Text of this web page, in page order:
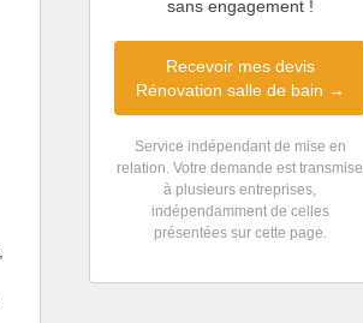
sans engagement !
Recevoir mes devis
Rénovation salle de bain →
Service indépendant de mise en
relation. Votre demande est transmise
à plusieurs entreprises,
indépendamment de celles
présentées sur cette page.